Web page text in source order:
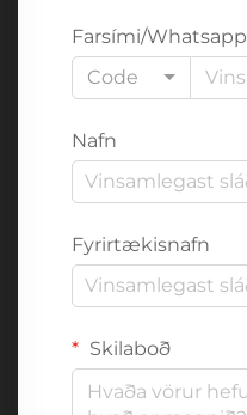
Farsími/Whatsapp
Code
Nafn
Fyrirtækisnafn
Skilaboð